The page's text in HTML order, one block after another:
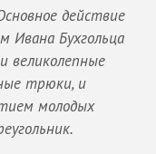
действие
Ивана Бухгольца
великолепные
трюки, и
молодых
.